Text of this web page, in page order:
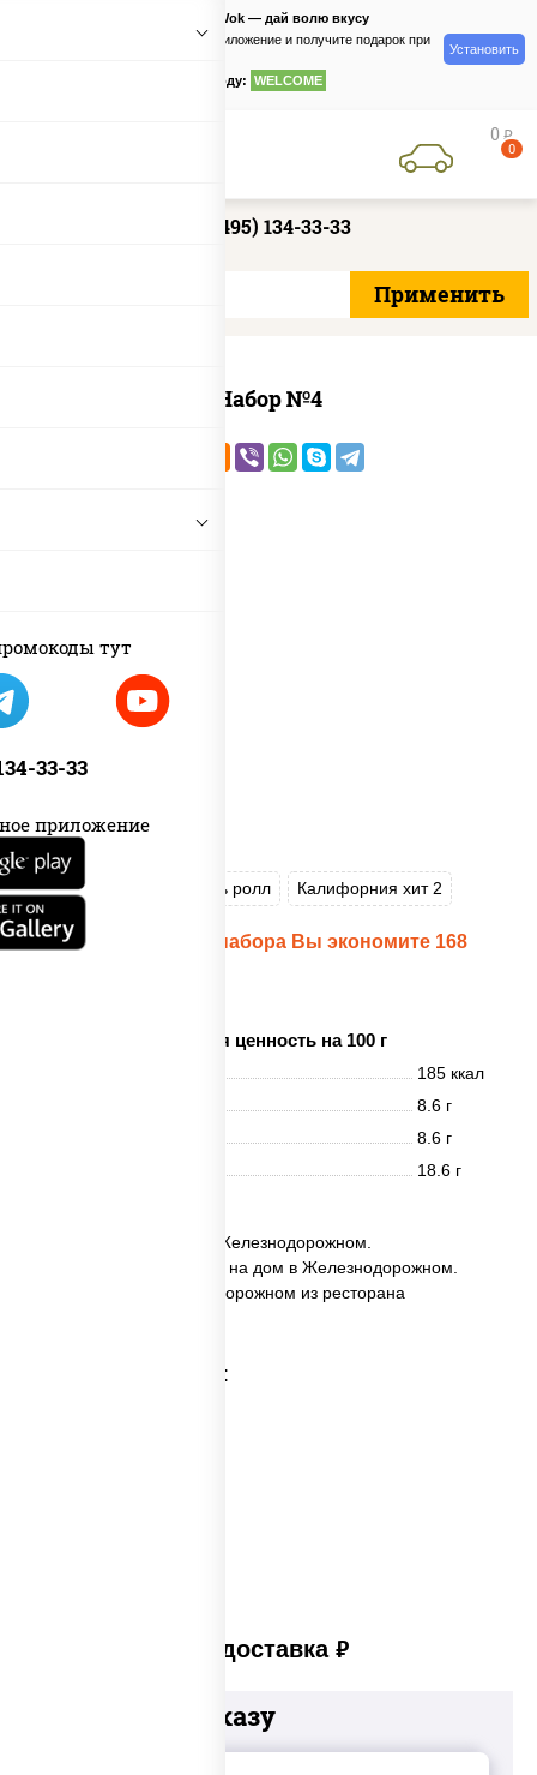
тут
33-33
приложение
PizzaSushiWok — дай волю вкусу
Скачайте приложение и получите подарок при
по промокоду: WELCOME
Установить
0 руб
0
+7 (495) 134-33-33
Набор №4
Пицца Цезарь Цезарь ролл Калифорния хит 2
При заказе данного набора Вы экономите 168
Пищевая ценность на 100 г
185 ккал
8.6 г
8.6 г
18.6 г
✅ Набор №4 заказать в Железнодорожном.
✅ Набор №4 с доставкой на дом в Железнодорожном.
✅ Набор №4 в Железнодорожном из ресторана
Категории товара:
Платная доставка руб
Добавьте к заказу